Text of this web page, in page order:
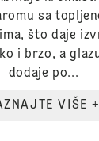
sa
što daje
i brzo, a
dodaje po...
SAZNAJTE VIŠE +